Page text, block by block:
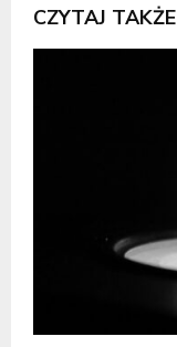
CZYTAJ TAKŻE